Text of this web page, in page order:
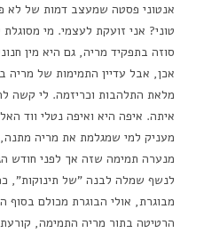
אנטוני פסטה שמעצב דמות של לא
טוני? אני זועקת לעצמי. מי
סוזה בתפקיד מריה, גם היא מין
אכן, אבל עדיין התמימות של מריה
מלאת התלהבות וכריזמה. לי קשה
איתה. איפה היא ואיפה נטלי ווד
מעניק למי שמגלמת את מריה
מנערה תמימה שזה אך לפני חודש
לנשף שמלה לבנה "של תינוקות",
מבוגרת, אולי הבוגרת מכולם
הרטיטה בתור מריה התמימה,